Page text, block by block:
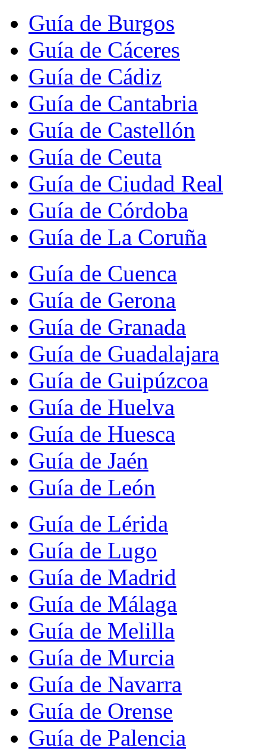
Guía de Burgos
Guía de Cáceres
Guía de Cádiz
Guía de Cantabria
Guía de Castellón
Guía de Ceuta
Guía de Ciudad Real
Guía de Córdoba
Guía de La Coruña
Guía de Cuenca
Guía de Gerona
Guía de Granada
Guía de Guadalajara
Guía de Guipúzcoa
Guía de Huelva
Guía de Huesca
Guía de Jaén
Guía de León
Guía de Lérida
Guía de Lugo
Guía de Madrid
Guía de Málaga
Guía de Melilla
Guía de Murcia
Guía de Navarra
Guía de Orense
Guía de Palencia